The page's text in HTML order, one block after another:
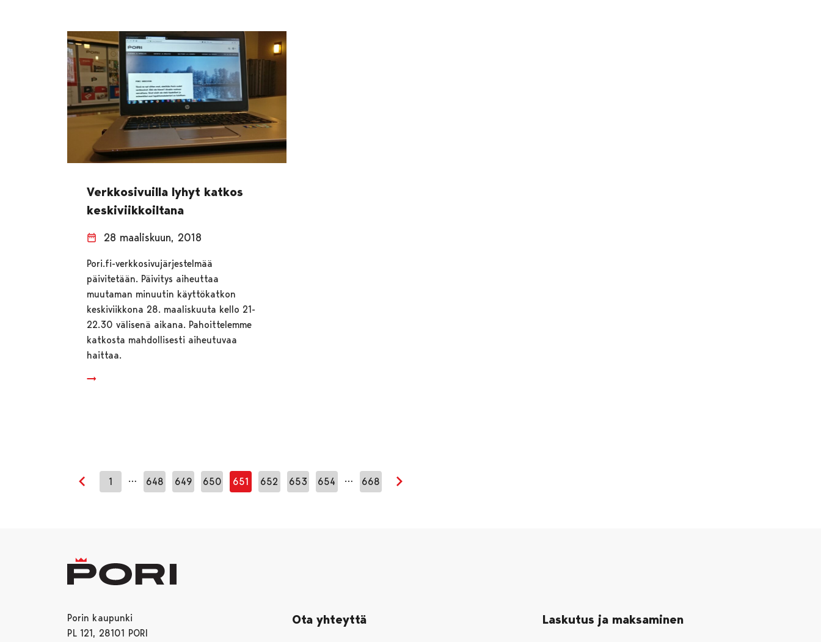
Verkkosivuilla lyhyt katkos
keskiviikkoiltana
28 maaliskuun, 2018
Pori.fi-verkkosivujärjestelmää
päivitetään. Päivitys aiheuttaa
muutaman minuutin käyttökatkon
keskiviikkona 28. maaliskuuta kello 21-
22.30 välisenä aikana. Pahoittelemme
katkosta mahdollisesti aiheutuvaa
haittaa.
Edellinen sivu
1 … 648 649 650 651 652 653 654 … 668
Porin kaupunki
PL 121, 28101 PORI
Ota yhteyttä Laskutus ja maksaminen